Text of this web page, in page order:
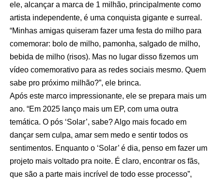
ele, alcançar a marca de 1 milhão, principalmente como
artista independente, é uma conquista gigante e surreal.
“Minhas amigas quiseram fazer uma festa do milho para
comemorar: bolo de milho, pamonha, salgado de milho,
bebida de milho (risos). Mas no lugar disso fizemos um
vídeo comemorativo para as redes sociais mesmo. Quem
sabe pro próximo milhão?”, ele brinca.
Após este marco impressionante, ele se prepara mais um
ano. “Em 2025 lanço mais um EP, com uma outra
temática. O pós ‘Solar’, sabe? Algo mais focado em
dançar sem culpa, amar sem medo e sentir todos os
sentimentos. Enquanto o ‘Solar’ é dia, penso em fazer um
projeto mais voltado pra noite. É claro, encontrar os fãs,
que são a parte mais incrível de todo esse processo”,